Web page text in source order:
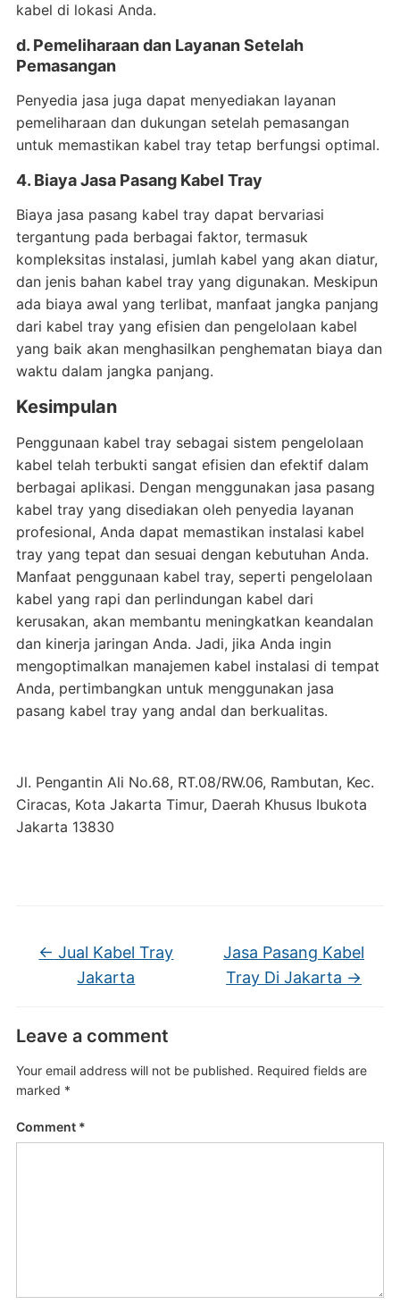
kabel di lokasi Anda.
d. Pemeliharaan dan Layanan Setelah
Pemasangan
Penyedia jasa juga dapat menyediakan layanan
pemeliharaan dan dukungan setelah pemasangan
untuk memastikan kabel tray tetap berfungsi optimal.
4. Biaya Jasa Pasang Kabel Tray
Biaya jasa pasang kabel tray dapat bervariasi
tergantung pada berbagai faktor, termasuk
kompleksitas instalasi, jumlah kabel yang akan diatur,
dan jenis bahan kabel tray yang digunakan. Meskipun
ada biaya awal yang terlibat, manfaat jangka panjang
dari kabel tray yang efisien dan pengelolaan kabel
yang baik akan menghasilkan penghematan biaya dan
waktu dalam jangka panjang.
Kesimpulan
Penggunaan kabel tray sebagai sistem pengelolaan
kabel telah terbukti sangat efisien dan efektif dalam
berbagai aplikasi. Dengan menggunakan jasa pasang
kabel tray yang disediakan oleh penyedia layanan
profesional, Anda dapat memastikan instalasi kabel
tray yang tepat dan sesuai dengan kebutuhan Anda.
Manfaat penggunaan kabel tray, seperti pengelolaan
kabel yang rapi dan perlindungan kabel dari
kerusakan, akan membantu meningkatkan keandalan
dan kinerja jaringan Anda. Jadi, jika Anda ingin
mengoptimalkan manajemen kabel instalasi di tempat
Anda, pertimbangkan untuk menggunakan jasa
pasang kabel tray yang andal dan berkualitas.
Jl. Pengantin Ali No.68, RT.08/RW.06, Rambutan, Kec.
Ciracas, Kota Jakarta Timur, Daerah Khusus Ibukota
Jakarta 13830
← Jual Kabel Tray
Jakarta
Jasa Pasang Kabel
Tray Di Jakarta →
Leave a comment
Your email address will not be published. Required fields are
marked *
Comment *